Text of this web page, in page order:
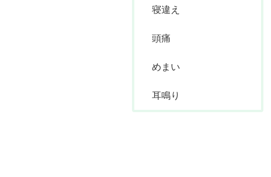
寝違え
頭痛
めまい
耳鳴り